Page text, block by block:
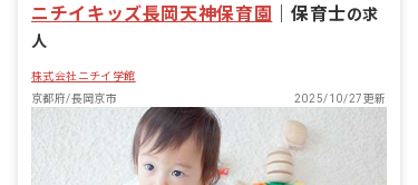
ニチイキッズ長岡天神保育園 保育士の求
人
株式会社ニチイ学館
京都府/長岡京市
2025/10/27更新